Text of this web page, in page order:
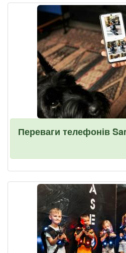
Переваги телефонів